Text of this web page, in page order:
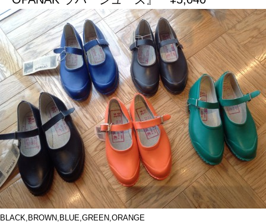
BLACK,BROWN,BLUE,GREEN,ORANGE